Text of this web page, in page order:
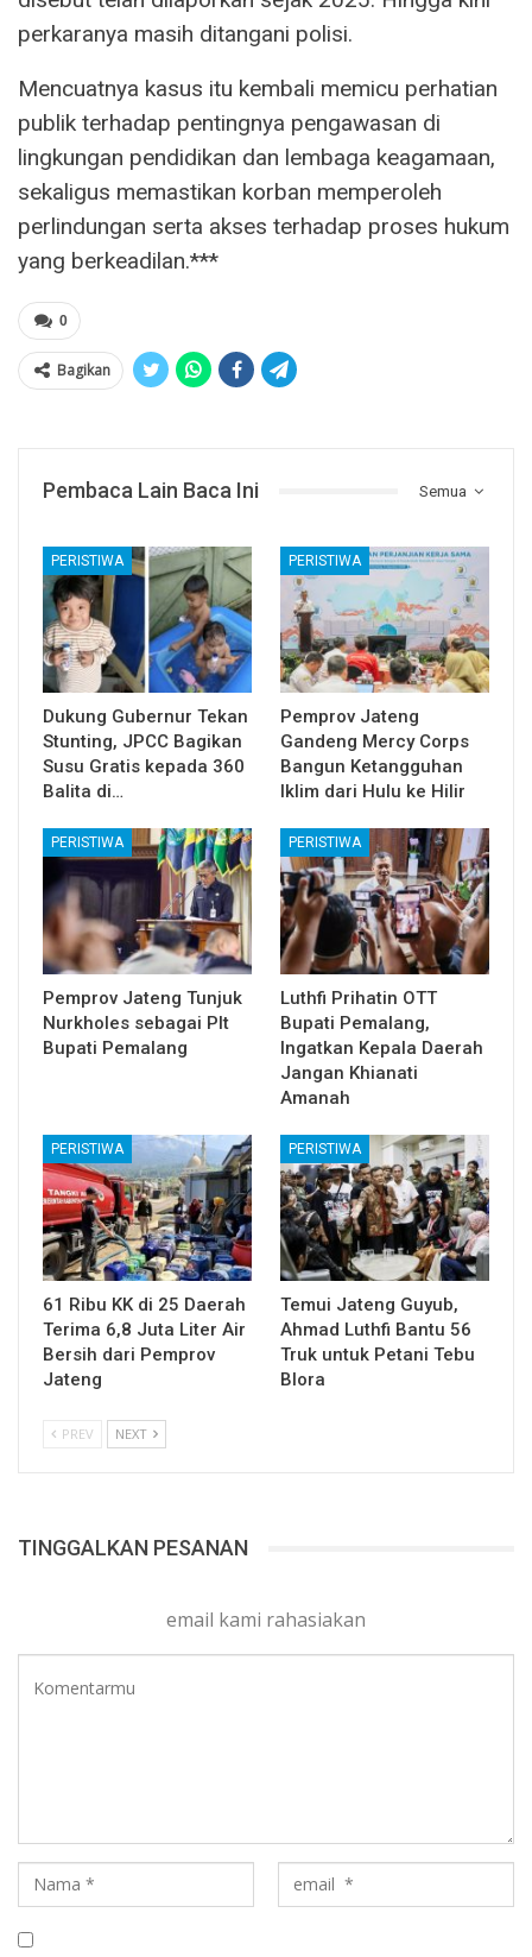
perkaranya masih ditangani polisi.
Mencuatnya kasus itu kembali memicu perhatian
publik terhadap pentingnya pengawasan di
lingkungan pendidikan dan lembaga keagamaan,
sekaligus memastikan korban memperoleh
perlindungan serta akses terhadap proses hukum
yang berkeadilan.***
0
Bagikan
Semua
Pembaca Lain Baca Ini
PERISTIWA
Dukung Gubernur Tekan
Stunting, JPCC Bagikan
Susu Gratis kepada 360
Balita di…
PERISTIWA
Pemprov Jateng
Gandeng Mercy Corps
Bangun Ketangguhan
Iklim dari Hulu ke Hilir
PERISTIWA
Pemprov Jateng Tunjuk
Nurkholes sebagai Plt
Bupati Pemalang
PERISTIWA
Luthfi Prihatin OTT
Bupati Pemalang,
Ingatkan Kepala Daerah
Jangan Khianati
Amanah
PERISTIWA
61 Ribu KK di 25 Daerah
Terima 6,8 Juta Liter Air
Bersih dari Pemprov
Jateng
PERISTIWA
Temui Jateng Guyub,
Ahmad Luthfi Bantu 56
Truk untuk Petani Tebu
Blora
PREV NEXT
TINGGALKAN PESANAN
email kami rahasiakan